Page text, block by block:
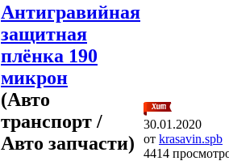
Антигравийная
защитная
плёнка 190
микрон
(Авто
транспорт /
Авто запчасти)
30.01.2020
от krasavin.spb
4414